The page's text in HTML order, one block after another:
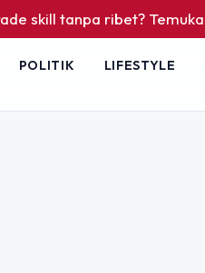
skill tanpa ribet? Temukan
POLITIK LIFESTYLE